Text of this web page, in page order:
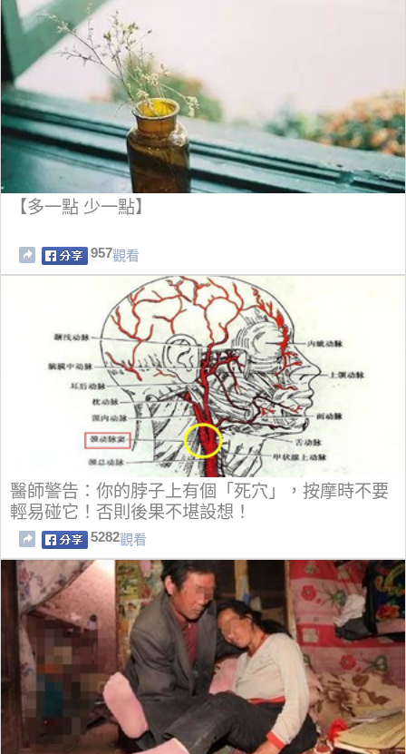
【多一點 少一點】
957觀看
醫師警告：你的脖子上有個「死穴」，按摩時不要
輕易碰它！否則後果不堪設想！
5282觀看